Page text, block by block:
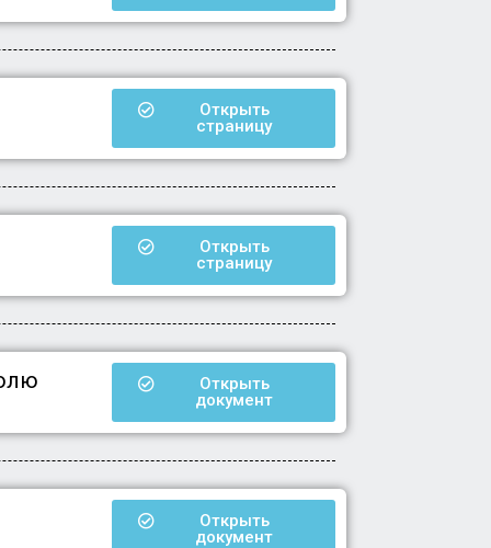
Открыть
страницу
Открыть
страницу
Открыть
документ
Открыть
документ